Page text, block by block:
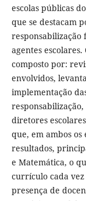
escolas públicas
que se destacam
responsabilização
agentes escolares.
composto por:
envolvidos,
implementação
responsabilização,
diretores
que, em ambos os
resultados,
e Matemática, o
currículo cada vez
presença de